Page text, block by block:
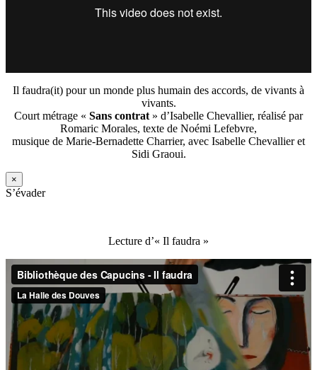
Il faudra(it) pour un monde plus humain des accords, de vivants à
vivants.
Court métrage « Sans contrat » d’Isabelle Chevallier, réalisé par
Romaric Morales, texte de Noémi Lefebvre,
musique de Marie-Bernadette Charrier, avec Isabelle Chevallier et
Sidi Graoui.
×
S’évader
Lecture d’« Il faudra »